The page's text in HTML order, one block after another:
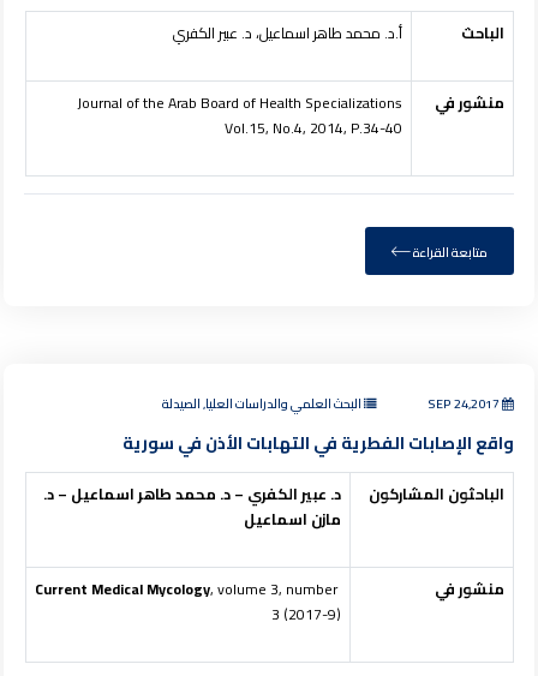
الباحث أ.د. محمد طاهر اسماعيل، د. عبير الكفري
منشور في
Journal of the Arab Board of Health Specializations
Vol.15, No.4, 2014, P.34-40
متابعة القراءة
البحث العلمي والدراسات العليا, الصيدلة
واقع الإصابات الفطرية في التهابات الأذن في سورية
الباحثون المشاركون
د. عبير الكفري – د. محمد طاهر اسماعيل – د.
مازن اسماعيل
منشور في Current Medical Mycology, volume 3, number
3 (2017-9)